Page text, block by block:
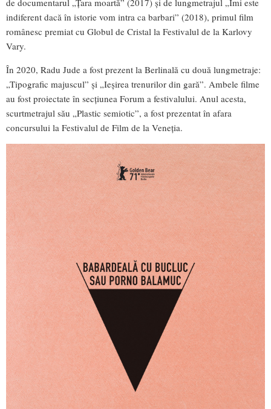
de documentarul „Ţara moartă” (2017) şi de lungmetrajul „Îmi este
indiferent dacă în istorie vom intra ca barbari” (2018), primul film
românesc premiat cu Globul de Cristal la Festivalul de la Karlovy
Vary.
În 2020, Radu Jude a fost prezent la Berlinală cu două lungmetraje:
„Tipografic majuscul” şi „Ieşirea trenurilor din gară”. Ambele filme
au fost proiectate în secţiunea Forum a festivalului. Anul acesta,
scurtmetrajul său „Plastic semiotic”, a fost prezentat în afara
concursului la Festivalul de Film de la Veneția.